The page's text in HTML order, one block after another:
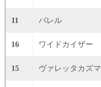
11 バレル
16 ワイドカイザー
15 ヴァレッタカズマ